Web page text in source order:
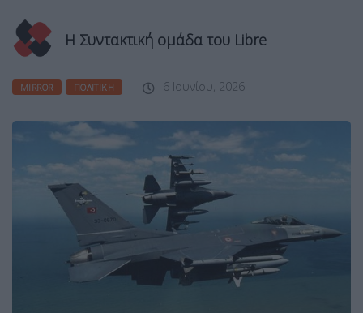
Η Συντακτική ομάδα του Libre
MIRROR ΠΟΛΙΤΙΚΉ 6 Ιουνίου, 2026